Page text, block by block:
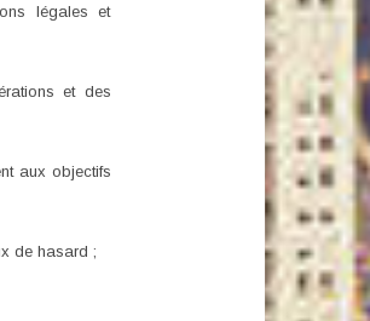
légales et
et des
aux objectifs
de hasard ;